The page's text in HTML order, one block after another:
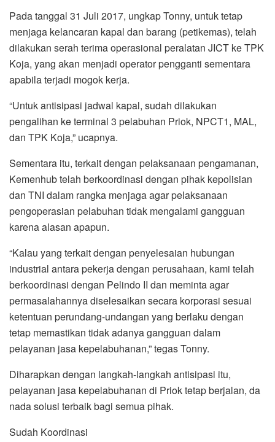
Pada tanggal 31 Juli 2017, ungkap Tonny, untuk tetap
menjaga kelancaran kapal dan barang (petikemas), telah
dilakukan serah terima operasional peralatan JICT ke TPK
Koja, yang akan menjadi operator pengganti sementara
apabila terjadi mogok kerja.
“Untuk antisipasi jadwal kapal, sudah dilakukan
pengalihan ke terminal 3 pelabuhan Priok, NPCT1, MAL,
dan TPK Koja,” ucapnya.
Sementara itu, terkait dengan pelaksanaan pengamanan,
Kemenhub telah berkoordinasi dengan pihak kepolisian
dan TNI dalam rangka menjaga agar pelaksanaan
pengoperasian pelabuhan tidak mengalami gangguan
karena alasan apapun.
“Kalau yang terkait dengan penyelesaian hubungan
industrial antara pekerja dengan perusahaan, kami telah
berkoordinasi dengan Pelindo II dan meminta agar
permasalahannya diselesaikan secara korporasi sesuai
ketentuan perundang-undangan yang berlaku dengan
tetap memastikan tidak adanya gangguan dalam
pelayanan jasa kepelabuhanan,” tegas Tonny.
Diharapkan dengan langkah-langkah antisipasi itu,
pelayanan jasa kepelabuhanan di Priok tetap berjalan, da
nada solusi terbaik bagi semua pihak.
Sudah Koordinasi